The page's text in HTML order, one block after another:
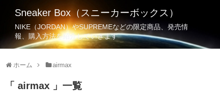
Sneaker Box（スニーカーボックス）
NIKE（JORDAN）やSUPREMEなどの限定商品、発売情
報、購入方法を紹介していきます
ホーム airmax
airmax 一覧